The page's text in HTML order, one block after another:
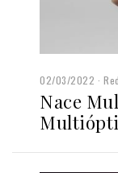
02/03/2022
Nace